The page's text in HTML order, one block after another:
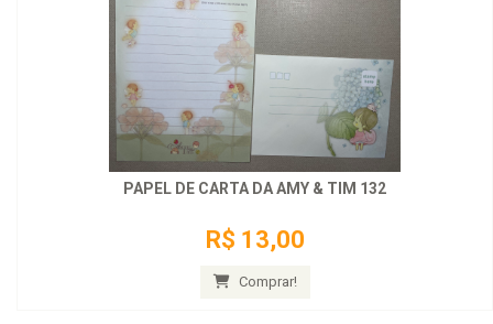
PAPEL DE CARTA DA AMY & TIM 132
R$ 13,00
Comprar!